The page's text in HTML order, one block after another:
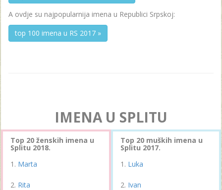
A ovdje su najpopularnija imena u Republici Srpskoj:
top 100 imena u RS 2017 »
IMENA U SPLITU
Top 20 ženskih imena u
Splitu 2018.
Marta
Rita
Top 20 muških imena u
Splitu 2017.
Luka
Ivan